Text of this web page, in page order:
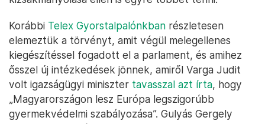
Korábbi Telex Gyorstalpalónkban részletesen
elemeztük a törvényt, amit végül melegellenes
kiegészítéssel fogadott el a parlament, és amihez
ősszel új intézkedések jönnek, amiről Varga Judit
volt igazságügyi miniszter tavasszal azt írta, hogy
„Magyarországon lesz Európa legszigorúbb
gyermekvédelmi szabályozása”. Gulyás Gergely